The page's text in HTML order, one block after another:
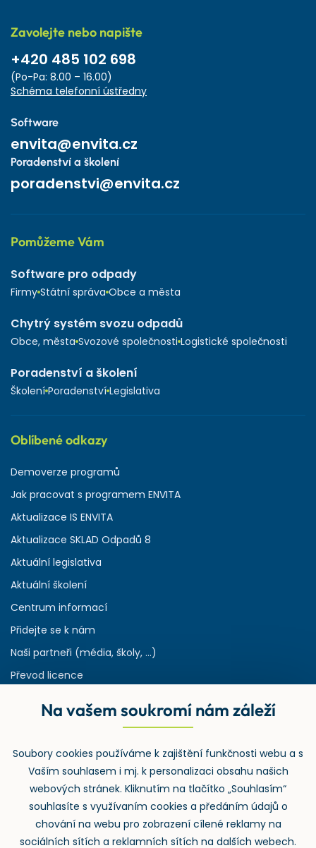
Zavolejte nebo napište
+420 485 102 698
(Po-Pa: 8.00 – 16.00)
Schéma telefonní ústředny
Software
envita@envita.cz
Poradenství a školení
poradenstvi@envita.cz
Pomůžeme Vám
Software pro odpady
Firmy Státní správa Obce a města
Chytrý systém svozu odpadů
Obce, města Svozové společnosti Logistické společnosti
Poradenství a školení
Školení Poradenství Legislativa
Oblíbené odkazy
Demoverze programů
Jak pracovat s programem ENVITA
Aktualizace IS ENVITA
Aktualizace SKLAD Odpadů 8
Aktuální legislativa
Aktuální školení
Centrum informací
Přidejte se k nám
Naši partneři (média, školy, ...)
Převod licence
Rejstřík používaných zkratek v odpadech
Zpětný odběr
Na vašem soukromí nám záleží
Soubory cookies používáme k zajištění funkčnosti webu a s
Vaším souhlasem i mj. k personalizaci obsahu našich
webových stránek. Kliknutím na tlačítko „Souhlasím“
souhlasíte s využívaním cookies a předáním údajů o
chování na webu pro zobrazení cílené reklamy na
sociálních sítích a reklamních sítích na dalších webech.